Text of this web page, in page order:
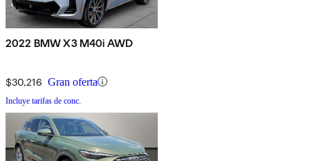
2022 BMW X3 M40i AWD
$30,216 Gran oferta
Incluye tarifas de conc.